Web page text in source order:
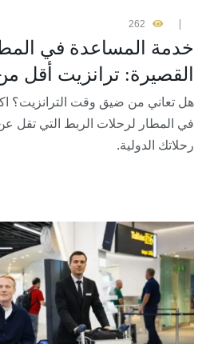
262
خدمة المساعدة في
القصيرة: ترانزيت أقل من 60
هل تعاني من ضيق وقت الترانزيت؟
رحلاتك الدولية.